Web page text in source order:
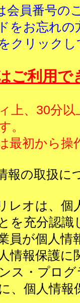
会員番号の
お忘れの
クリック
ご利用で
上、30分以
。
初から操
の取扱に
レオは、個
を充分認識
員が個人情
情報保護に
ス・プロ
、個人情